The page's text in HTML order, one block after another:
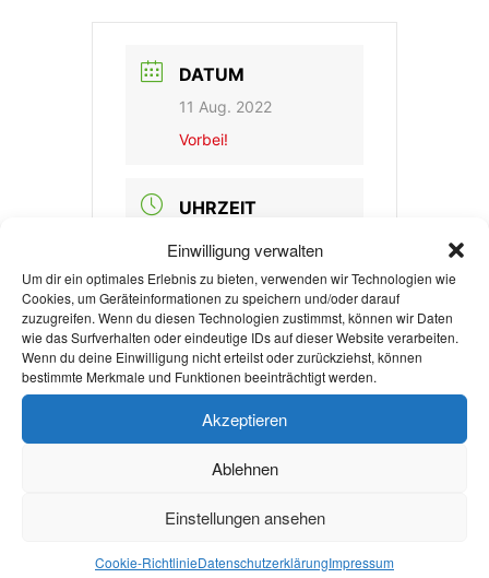
Einwilligung verwalten
Um dir ein optimales Erlebnis zu bieten, verwenden wir Technologien wie
Cookies, um Geräteinformationen zu speichern und/oder darauf
zuzugreifen. Wenn du diesen Technologien zustimmst, können wir Daten
wie das Surfverhalten oder eindeutige IDs auf dieser Website verarbeiten.
Wenn du deine Einwilligung nicht erteilst oder zurückziehst, können
bestimmte Merkmale und Funktionen beeinträchtigt werden.
Akzeptieren
Ablehnen
Einstellungen ansehen
Cookie-RichtlinieDatenschutzerklärungImpressum
DATUM
11 Aug. 2022
Vorbei!
UHRZEIT
18:30 - 20:30
MEHR INFO
Jetzt beitreten!
KATEGORIE